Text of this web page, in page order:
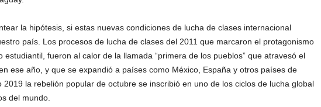
la hipótesis, si estas nuevas condiciones de lucha de clases internacional
país. Los procesos de lucha de clases del 2011 que marcaron el protagonismo
estudiantil, fueron al calor de la llamada “primera de los pueblos” que atravesó el
ese año, y que se expandió a países como México, España y otros países de
2019 la rebelión popular de octubre se inscribió en uno de los ciclos de lucha global
del mundo.